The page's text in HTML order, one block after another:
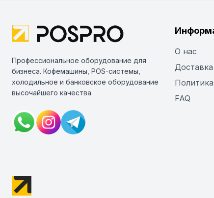
Профессиональное оборудование для
бизнеса. Кофемашины, POS-системы,
холодильное и банковское оборудование
высочайшего качества.
О нас
FAQ